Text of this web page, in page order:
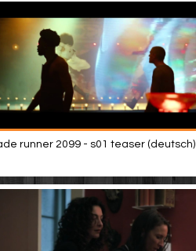
runner 2099 - s01 teaser (deutsch)